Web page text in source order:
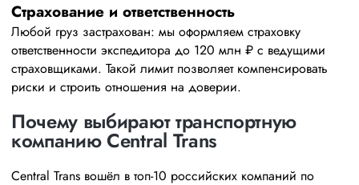
Страхование и ответственность
Любой груз застрахован: мы оформляем страховку
ответственности экспедитора до 120 млн ₽ с ведущими
страховщиками. Такой лимит позволяет компенсировать
риски и строить отношения на доверии.
Почему выбирают транспортную
компанию Central Trans
Central Trans вошёл в топ‑10 российских компаний по